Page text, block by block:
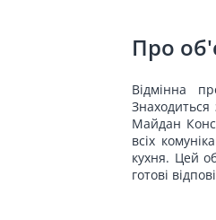
Про
Відмінна
Майдан
всіх
кухня. Цей
готові